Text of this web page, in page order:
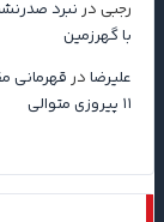
رجبی در نبرد
با گهرزمین
علیرضا در قهرمانی
۱۱ پیروزی متوالی